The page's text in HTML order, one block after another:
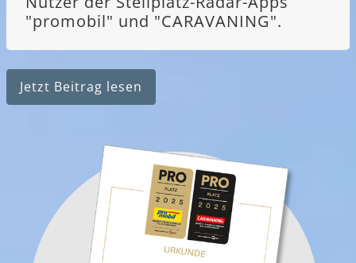
"promobil" und "CARAVANING".
Jetzt Beitrag lesen